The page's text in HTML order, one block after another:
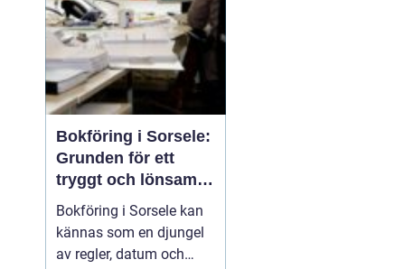
Bokföring i Sorsele:
Grunden för ett
tryggt och lönsamt
företag
Bokföring i Sorsele kan
kännas som en djungel
av regler, datum och